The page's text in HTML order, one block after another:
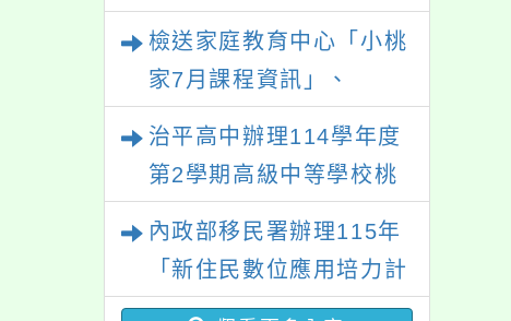
檢送家庭教育中心「小桃
家7月課程資訊」、
「親密關係工作坊」、
「祖孫樂淘桃創意照片徵
件活動」海報各1份
治平高中辦理114學年度
第2學期高級中等學校桃
內政部移民署辦理115年
「新住民數位應用培力計
畫」免費資訊課程一案